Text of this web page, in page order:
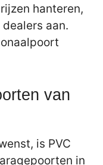
hanteren,
aan.
van
is PVC
in